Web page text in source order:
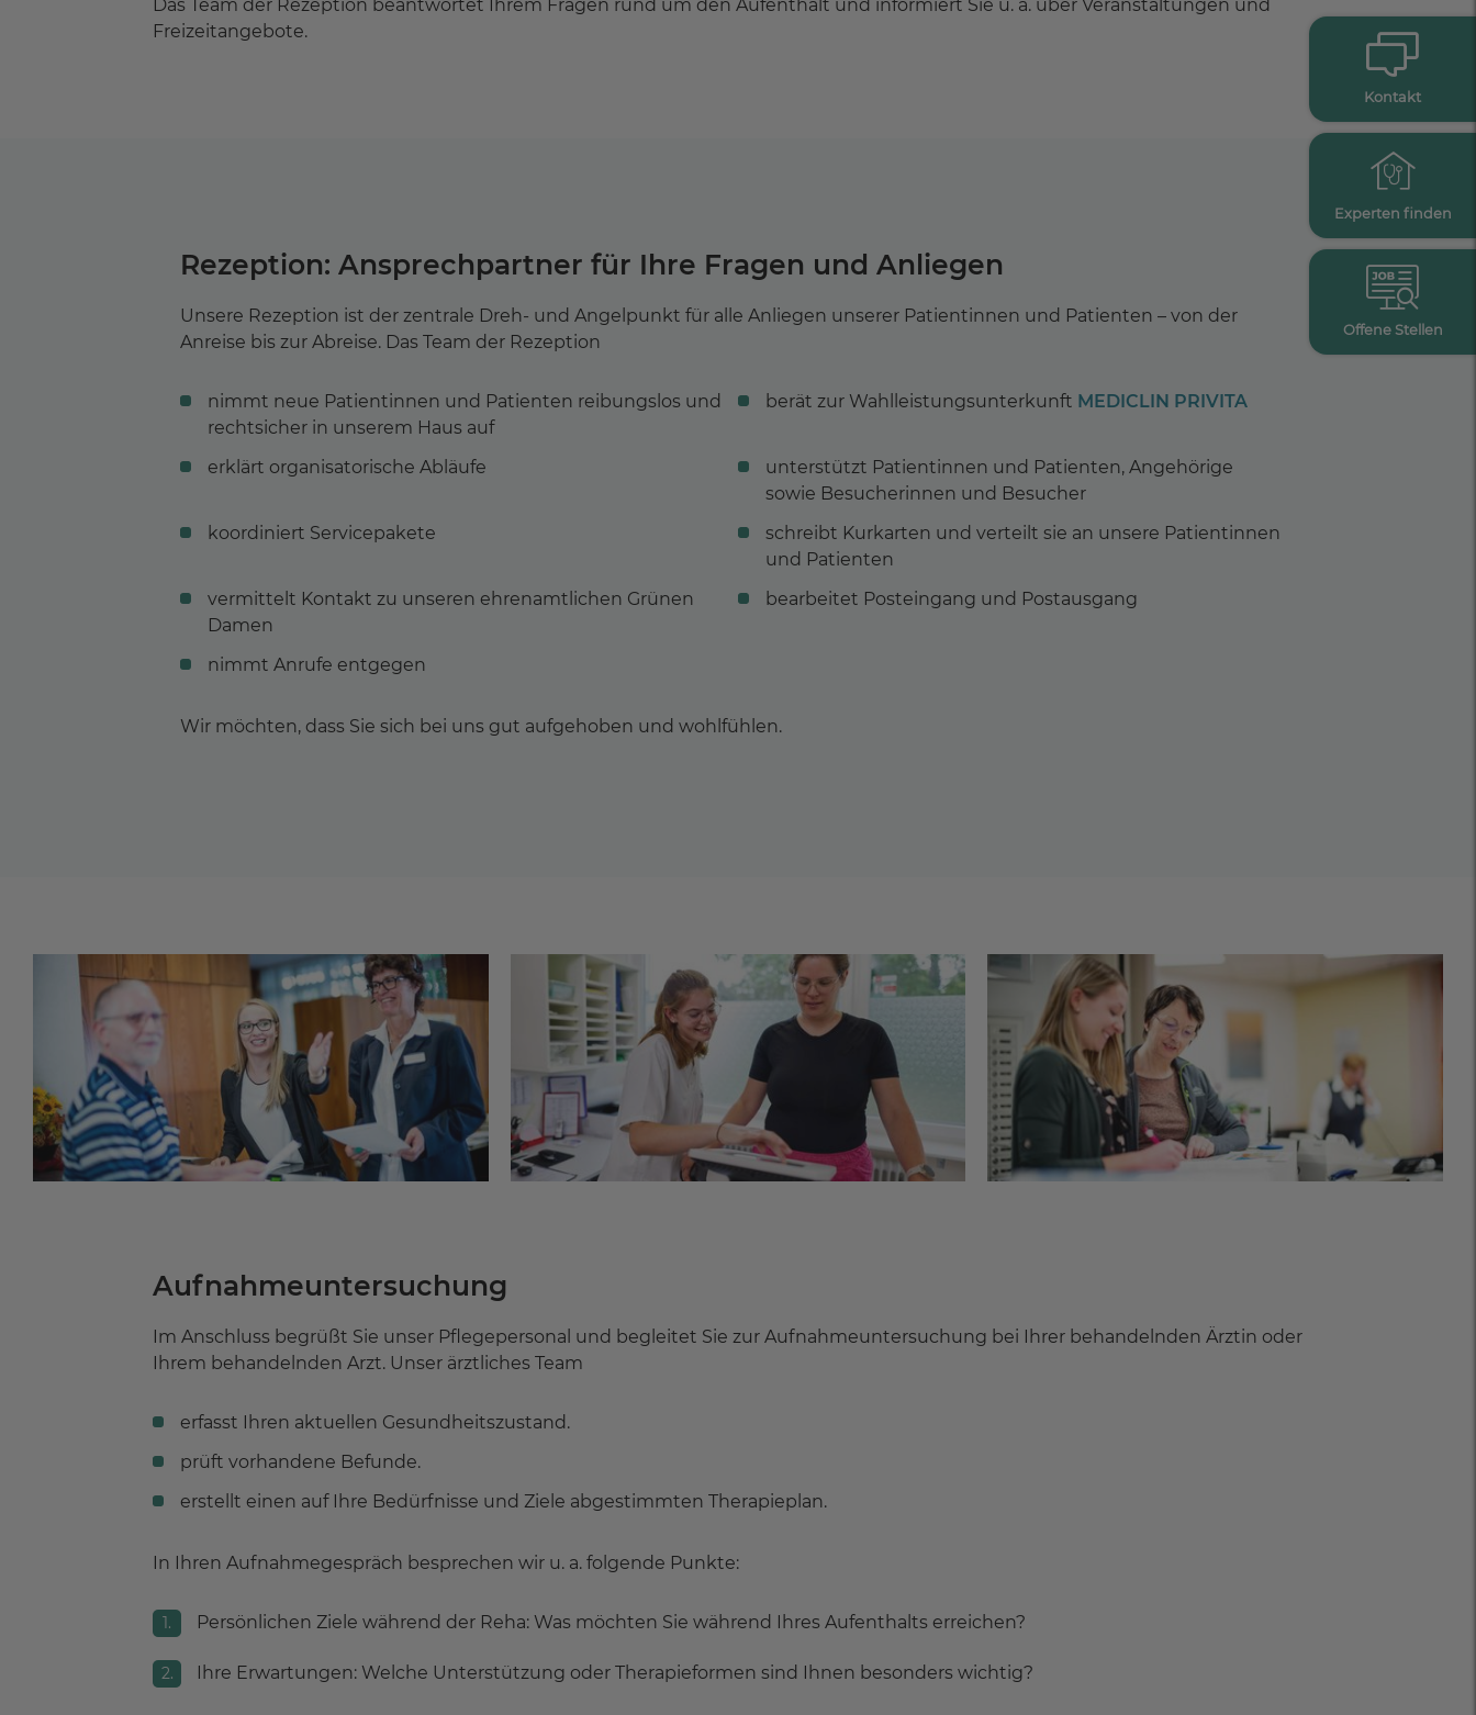
Das Team der Rezeption beantwortet Ihrem Fragen rund um den Aufenthalt und informiert Sie u. a. über Veranstaltungen und
Freizeitangebote.
Rezeption: Ansprechpartner für Ihre Fragen und Anliegen
Unsere Rezeption ist der zentrale Dreh- und Angelpunkt für alle Anliegen unserer Patientinnen und Patienten – von der
Anreise bis zur Abreise. Das Team der Rezeption
nimmt neue Patientinnen und Patienten reibungslos und
rechtsicher in unserem Haus auf
berät zur Wahlleistungsunterkunft MEDICLIN PRIVITA
erklärt organisatorische Abläufe
unterstützt Patientinnen und Patienten, Angehörige
sowie Besucherinnen und Besucher
koordiniert Servicepakete
schreibt Kurkarten und verteilt sie an unsere Patientinnen
und Patienten
vermittelt Kontakt zu unseren ehrenamtlichen Grünen
Damen
bearbeitet Posteingang und Postausgang
nimmt Anrufe entgegen
Wir möchten, dass Sie sich bei uns gut aufgehoben und wohlfühlen.
Aufnahmeuntersuchung
Im Anschluss begrüßt Sie unser Pflegepersonal und begleitet Sie zur Aufnahmeuntersuchung bei Ihrer behandelnden Ärztin oder
Ihrem behandelnden Arzt. Unser ärztliches Team
erfasst Ihren aktuellen Gesundheitszustand.
prüft vorhandene Befunde.
erstellt einen auf Ihre Bedürfnisse und Ziele abgestimmten Therapieplan.
In Ihren Aufnahmegespräch besprechen wir u. a. folgende Punkte:
Persönlichen Ziele während der Reha: Was möchten Sie während Ihres Aufenthalts erreichen?
Ihre Erwartungen: Welche Unterstützung oder Therapieformen sind Ihnen besonders wichtig?
Kontakt
Experten finden
Offene Stellen